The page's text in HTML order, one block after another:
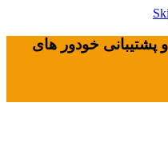
پشتیبانی خودور های